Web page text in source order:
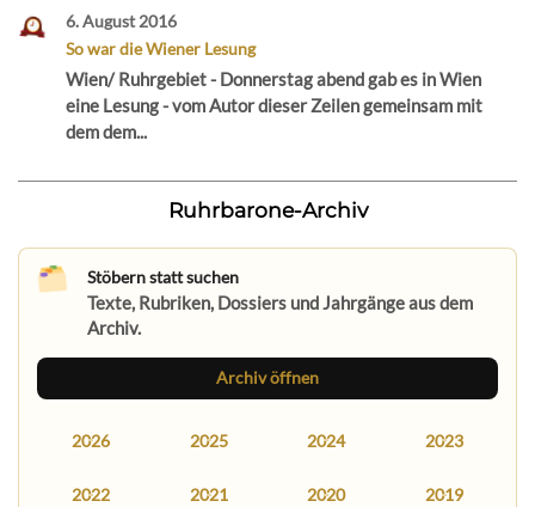
6. August 2016
So war die Wiener Lesung
Wien/ Ruhrgebiet - Donnerstag abend gab es in Wien
eine Lesung - vom Autor dieser Zeilen gemeinsam mit
dem dem...
Ruhrbarone-Archiv
Stöbern statt suchen
Texte, Rubriken, Dossiers und Jahrgänge aus dem
Archiv.
Archiv öffnen
2026 2025 2024 2023
2022 2021 2020 2019